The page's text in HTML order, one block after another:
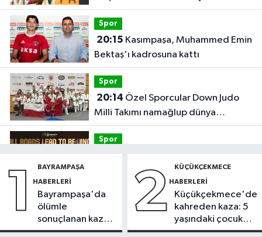
Spor
20:15
Bektaş'ı kadrosuna kattı
Spor
20:14
Milli Takımı namağlup dünya
şampiyonu
Spor
2026’da yer alacak takımlar belli
Fatih Haberleri
çeşmeleri birer birer ayağa
1 BAYRAMPAŞA
HABERLERI
Bayrampaşa'da
ölümle
sonuçlanan kaza:
Sürücü
2 KÜÇÜKÇEKMECE
HABERLERI
Küçükçekmece'de
kahreden kaza: 5
yaşındaki çocuk
yoğun bakımda